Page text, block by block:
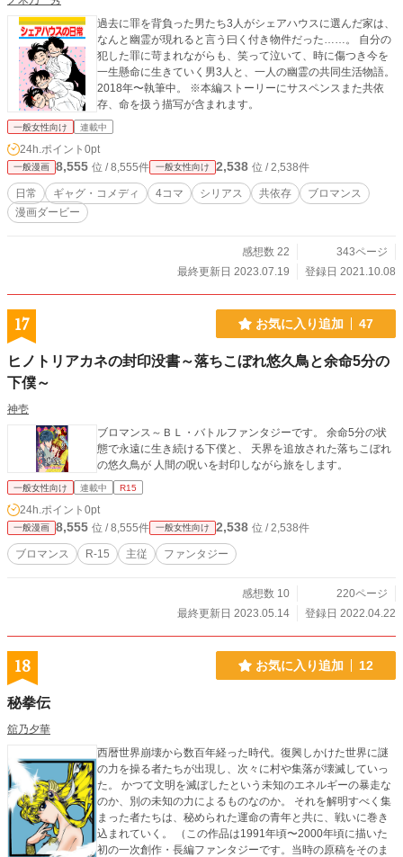
過去に罪を背負った男たち3人がシェアハウスに選んだ家は、
なんと幽霊が現れると言う曰く付き物件だった……。 自分の
犯した罪に苛まれながらも、笑って泣いて、時に傷つき今を
一生懸命に生きていく男3人と、一人の幽霊の共同生活物語。
2018年〜執筆中。 ※本編ストーリーにサスペンスまた共依
存、命を扱う描写が含まれます。
一般女性向け 連載中
24h.ポイント 0pt
一般漫画 8,555 位 / 8,555件 一般女性向け 2,538 位 / 2,538件
日常 ギャグ・コメディ 4コマ シリアス 共依存
ブロマンス
漫画ダービー
感想数 22
343ページ
最終更新日 2023.07.19
登録日 2021.10.08
17 お気に入り追加 47
ヒノトリアカネの封印没書～落ちこぼれ悠久鳥と余命5分の
下僕～
神壱
ブロマンス～ＢＬ・バトルファンタジーです。 余命5分の状
態で永遠に生き続ける下僕と、 天界を追放された落ちこぼれ
の悠久鳥が 人間の呪いを封印しながら旅をします。
一般女性向け 連載中 R15
24h.ポイント 0pt
一般漫画 8,555 位 / 8,555件 一般女性向け 2,538 位 / 2,538件
ブロマンス R-15 主従 ファンタジー
感想数 10
220ページ
最終更新日 2023.05.14
登録日 2022.04.22
18 お気に入り追加 12
秘拳伝
舘乃夕華
西暦世界崩壊から数百年経った時代。復興しかけた世界に謎
の力を操る者たちが出現し、次々に村や集落が壊滅していっ
た。 かつて文明を滅ぼしたという未知のエネルギーの暴走な
のか、別の未知の力によるものなのか。 それを解明すべく集
まった者たちは、秘められた運命の青年と共に、戦いに巻き
込まれていく。 （この作品は1991年頃〜2000年頃に描いた
初の一次創作・長編ファンタジーです。当時の原稿をそのま